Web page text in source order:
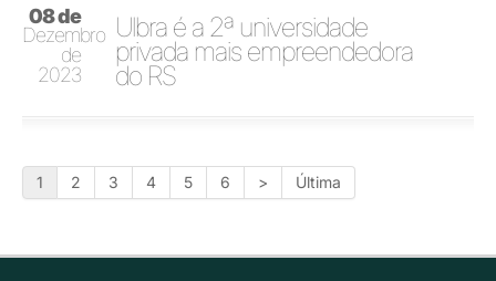
08 de
Dezembro
de
2023
Ulbra é a 2ª universidade
privada mais empreendedora
do RS
1 2 3 4 5 6 > Última